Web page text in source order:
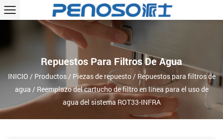
Repuestos Para Filtros De Agua
INICIO / Productos/ Piezas de repuesto/ Repuestos para filtros de
agua / Reemplazo del cartucho de filtro en línea para el uso de
agua del sistema ROT33-INFRA